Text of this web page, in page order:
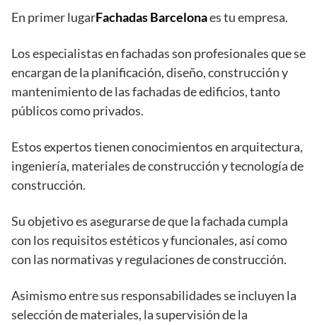
En primer lugarFachadas Barcelonaes tu empresa.
Los especialistas en fachadas son profesionales que se
encargan de la planificación, diseño, construcción y
mantenimiento de las fachadas de edificios, tanto
públicos como privados.
Estos expertos tienen conocimientos en arquitectura,
ingeniería, materiales de construcción y tecnología de
construcción.
Su objetivo es asegurarse de que la fachada cumpla
con los requisitos estéticos y funcionales, así como
con las normativas y regulaciones de construcción.
Asimismo entre sus responsabilidades se incluyen la
selección de materiales, la supervisión de la